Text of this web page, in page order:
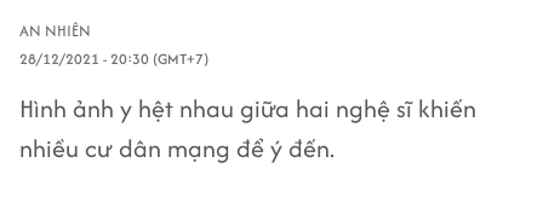
AN NHIÊN
28/12/2021 - 20:30 (GMT+7)
Hình ảnh y hệt nhau giữa hai nghệ sĩ khiến
nhiều cư dân mạng để ý đến.